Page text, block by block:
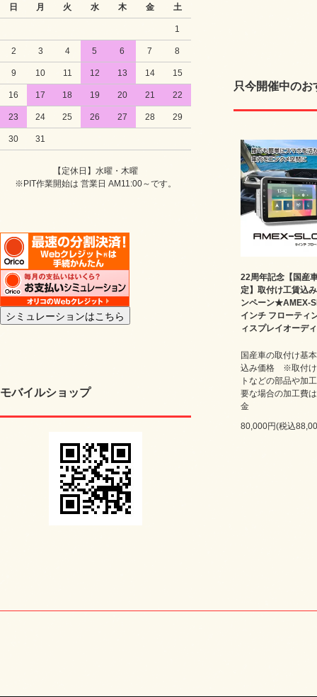
日 月 火 水 木 金 土
1
2 3 4 5 6 7 8
9 10 11 12 13 14 15
16 17 18 19 20 21 22
23 24 25 26 27 28 29
30 31
【定休日】水曜・木曜
※PIT作業開始は 営業日 AM11:00～です。
モバイルショップ
只今開催中の
22周年記念【国産
定】取付け工賃込
ンペーン★AMEX-
インチ フローティ
ィスプレイオーデ
国産車の取付け基
込み価格 ※取付け
トなどの部品や加
要な場合の加工費
金
80,000円(税込